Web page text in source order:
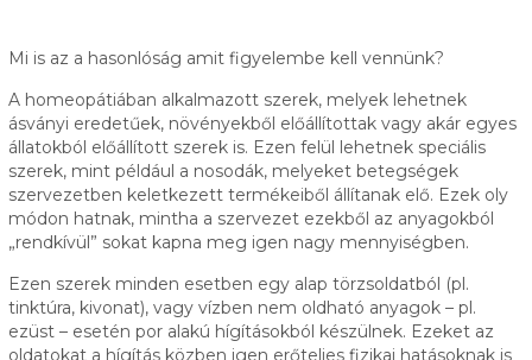
Mi is az a hasonlóság amit figyelembe kell vennünk?
A homeopátiában alkalmazott szerek, melyek lehetnek
ásványi eredetűek, növényekből előállítottak vagy akár egyes
állatokból előállított szerek is. Ezen felül lehetnek speciális
szerek, mint például a nosodák, melyeket betegségek
szervezetben keletkezett termékeiből állítanak elő. Ezek oly
módon hatnak, mintha a szervezet ezekből az anyagokból
„rendkívül” sokat kapna meg igen nagy mennyiségben.
Ezen szerek minden esetben egy alap törzsoldatból (pl.
tinktúra, kivonat), vagy vízben nem oldható anyagok – pl.
ezüst – esetén por alakú hígításokból készülnek. Ezeket az
oldatokat a hígítás közben igen erőteljes fizikai hatásoknak is